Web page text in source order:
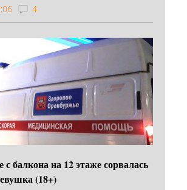
4
с балкона на 12 этаже сорвалась
(18+)